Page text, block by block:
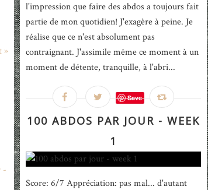
»
l'impression que faire des abdos a toujours fait
partie de mon quotidien! J'exagère à peine. Je
réalise que ce n'est absolument pas
contraignant. J'assimile même ce moment à un
moment de détente, tranquille, à l'abri...
Save
100 ABDOS PAR JOUR - WEEK
1
Score: 6/7 Appréciation: pas mal... d'autant